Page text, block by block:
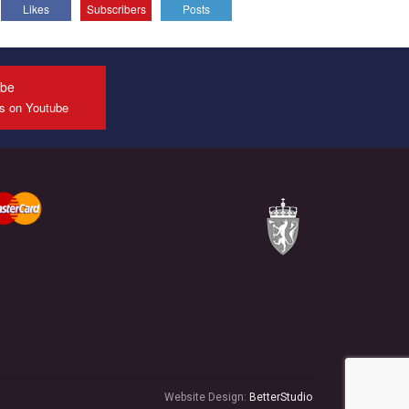
All you have to do is to press "Like" below the
Эмоционально сильный ролик от команды "Гей-
конкурсе международной организации PACT на
развития организации.
дискриминацией на почве СОГИ в Украине.
Все, что вам нужно сделать - это зайти на наш
канал YouTube по этой ссылке и поставить лайк
Likes Subscribers Posts
on Youtube
Website Design: BetterStudio